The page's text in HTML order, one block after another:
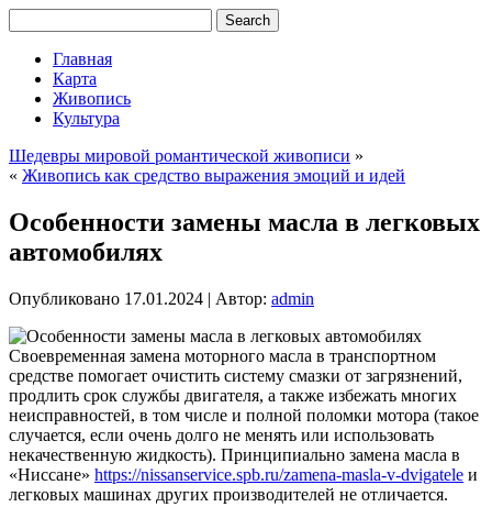
Главная
Карта
Живопись
Культура
Шедевры мировой романтической живописи »
« Живопись как средство выражения эмоций и идей
Особенности замены масла в легковых
автомобилях
Опубликовано 17.01.2024 | Автор: admin
Своевременная замена моторного масла в транспортном
средстве помогает очистить систему смазки от загрязнений,
продлить срок службы двигателя, а также избежать многих
неисправностей, в том числе и полной поломки мотора (такое
случается, если очень долго не менять или использовать
некачественную жидкость). Принципиально замена масла в
«Ниссане» https://nissanservice.spb.ru/zamena-masla-v-dvigatele и
легковых машинах других производителей не отличается.